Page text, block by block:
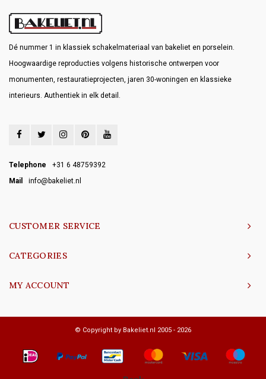
Dé nummer 1 in klassiek schakelmateriaal van bakeliet en porselein.
Hoogwaardige reproducties volgens historische ontwerpen voor
monumenten, restauratieprojecten, jaren 30-woningen en klassieke
interieurs. Authentiek in elk detail.
Telephone
+31 6 48759392
Mail
info@bakeliet.nl
CUSTOMER SERVICE
CATEGORIES
MY ACCOUNT
© Copyright by Bakeliet.nl 2005 - 2026